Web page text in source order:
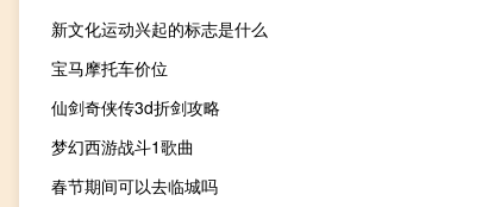
新文化运动兴起的标志是什么
宝马摩托车价位
仙剑奇侠传3d折剑攻略
梦幻西游战斗1歌曲
春节期间可以去临城吗